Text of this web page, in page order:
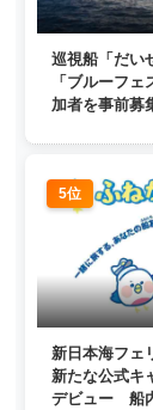
巡視船「だい
「ブルーフ
加者を事前募
5位
新日本海フェ
新たな公式キ
デビュー 船